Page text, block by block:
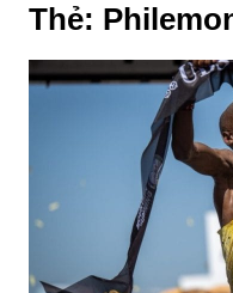
Thẻ: